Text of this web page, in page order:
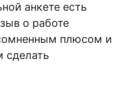
анкете есть
о работе
плюсом и
сделать